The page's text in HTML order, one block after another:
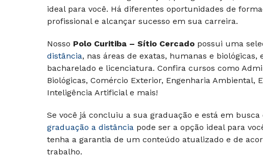
ideal para você. Há diferentes oportunidades de
profissional e alcançar sucesso em sua carreira.
Nosso Polo Curitiba – Sítio Cercado possui uma
distância, nas áreas de exatas, humanas e
bacharelado e licenciatura. Confira cursos como
Biológicas, Comércio Exterior, Engenharia Ambiental,
Inteligência Artificial e mais!
Se você já concluiu a sua graduação e está em
graduação a distância pode ser a opção ideal para
tenha a garantia de um conteúdo atualizado e de
trabalho.